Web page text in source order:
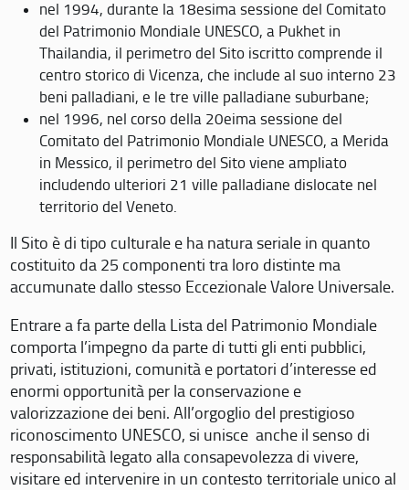
nel 1994, durante la 18esima sessione del Comitato
del Patrimonio Mondiale UNESCO, a Pukhet in
Thailandia, il perimetro del Sito iscritto comprende il
centro storico di Vicenza, che include al suo interno 23
beni palladiani, e le tre ville palladiane suburbane;
nel 1996, nel corso della 20eima sessione del
Comitato del Patrimonio Mondiale UNESCO, a Merida
in Messico, il perimetro del Sito viene ampliato
includendo ulteriori 21 ville palladiane dislocate nel
territorio del Veneto.
Il Sito è di tipo culturale e ha natura seriale in quanto
costituito da 25 componenti tra loro distinte ma
accumunate dallo stesso Eccezionale Valore Universale.
Entrare a fa parte della Lista del Patrimonio Mondiale
comporta l’impegno da parte di tutti gli enti pubblici,
privati, istituzioni, comunità e portatori d’interesse ed
enormi opportunità per la conservazione e
valorizzazione dei beni. All’orgoglio del prestigioso
riconoscimento UNESCO, si unisce anche il senso di
responsabilità legato alla consapevolezza di vivere,
visitare ed intervenire in un contesto territoriale unico al